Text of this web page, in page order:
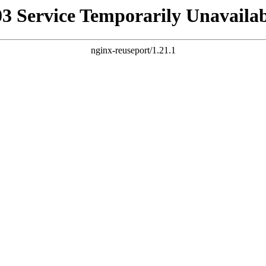
Service Temporarily
nginx-reuseport/1.21.1